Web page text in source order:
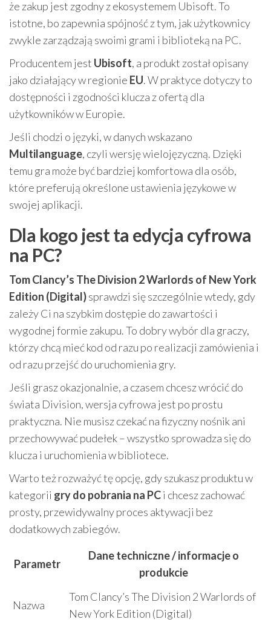
że zakup jest zgodny z ekosystemem Ubisoft. To
istotne, bo zapewnia spójność z tym, jak użytkownicy
zwykle zarządzają swoimi grami i biblioteką na PC.
Producentem jest Ubisoft, a produkt został opisany
jako działający w regionie EU. W praktyce dotyczy to
dostępności i zgodności klucza z ofertą dla
użytkowników w Europie.
Jeśli chodzi o języki, w danych wskazano
Multilanguage, czyli wersję wielojęzyczną. Dzięki
temu gra może być bardziej komfortowa dla osób,
które preferują określone ustawienia językowe w
swojej aplikacji.
Dla kogo jest ta edycja cyfrowa
na PC?
Tom Clancy’s The Division 2 Warlords of New York
Edition (Digital)sprawdzi się szczególnie wtedy, gdy
zależy Ci na szybkim dostępie do zawartości i
wygodnej formie zakupu. To dobry wybór dla graczy,
którzy chcą mieć kod od razu po realizacji zamówienia i
od razu przejść do uruchomienia gry.
Jeśli grasz okazjonalnie, a czasem chcesz wrócić do
świata Division, wersja cyfrowa jest po prostu
praktyczna. Nie musisz czekać na fizyczny nośnik ani
przechowywać pudełek – wszystko sprowadza się do
klucza i uruchomienia w bibliotece.
Warto też rozważyć tę opcję, gdy szukasz produktu w
kategorii gry do pobrania na PCi chcesz zachować
prosty, przewidywalny proces aktywacji bez
dodatkowych zabiegów.
Parametr
Dane techniczne / informacje o
produkcie
Nazwa
Tom Clancy’s The Division 2 Warlords of
New York Edition (Digital)